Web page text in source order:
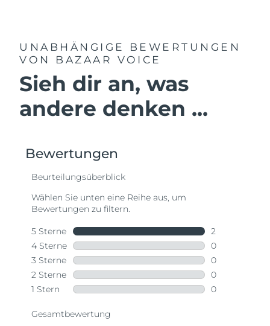
UNABHÄNGIGE BEWERTUNGEN
VON BAZAAR VOICE
Sieh dir an, was
andere denken ...